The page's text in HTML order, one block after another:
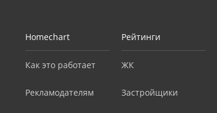
Homechart
Как это работает
Рекламодателям
Рейтинги
ЖК
Застройщики